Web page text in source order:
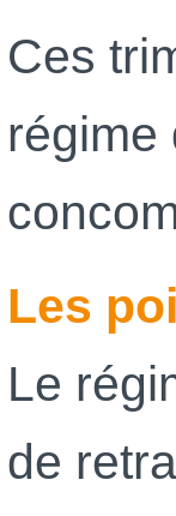
Ces
régime
Les
Le
de